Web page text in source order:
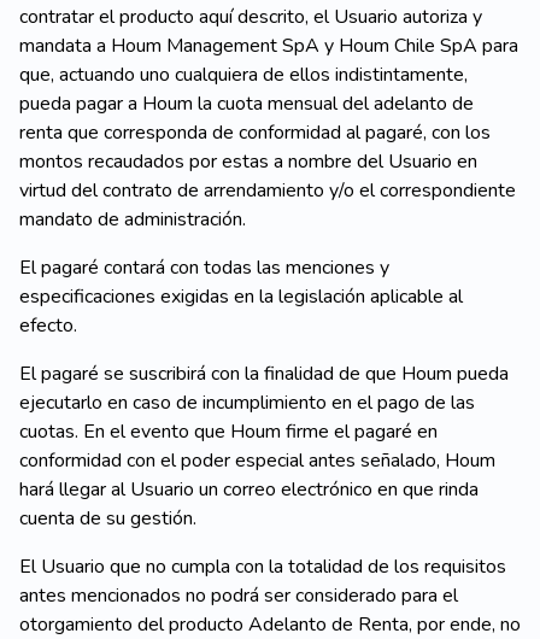
contratar el producto aquí descrito, el Usuario autoriza y
mandata a Houm Management SpA y Houm Chile SpA para
que, actuando uno cualquiera de ellos indistintamente,
pueda pagar a Houm la cuota mensual del adelanto de
renta que corresponda de conformidad al pagaré, con los
montos recaudados por estas a nombre del Usuario en
virtud del contrato de arrendamiento y/o el correspondiente
mandato de administración.
El pagaré contará con todas las menciones y
especificaciones exigidas en la legislación aplicable al
efecto.
El pagaré se suscribirá con la finalidad de que Houm pueda
ejecutarlo en caso de incumplimiento en el pago de las
cuotas. En el evento que Houm firme el pagaré en
conformidad con el poder especial antes señalado, Houm
hará llegar al Usuario un correo electrónico en que rinda
cuenta de su gestión.
El Usuario que no cumpla con la totalidad de los requisitos
antes mencionados no podrá ser considerado para el
otorgamiento del producto Adelanto de Renta, por ende, no